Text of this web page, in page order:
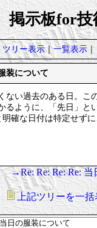
掲示板for技
ツリー表示｜一覧表示｜
装について
ない過去のある日。
るように、「先日」と
確な日付は特定せず
→Re: Re: Re: Re:
上記ツリーを一括